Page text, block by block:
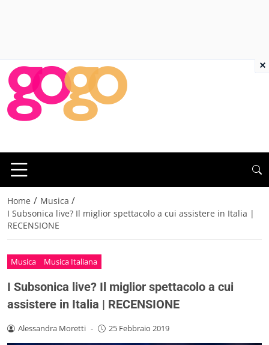
Home / Musica /
I Subsonica live? Il miglior spettacolo a cui assistere in Italia |
RECENSIONE
Musica Musica Italiana
I Subsonica live? Il miglior spettacolo a cui
assistere in Italia | RECENSIONE
Alessandra Moretti - 25 Febbraio 2019
×